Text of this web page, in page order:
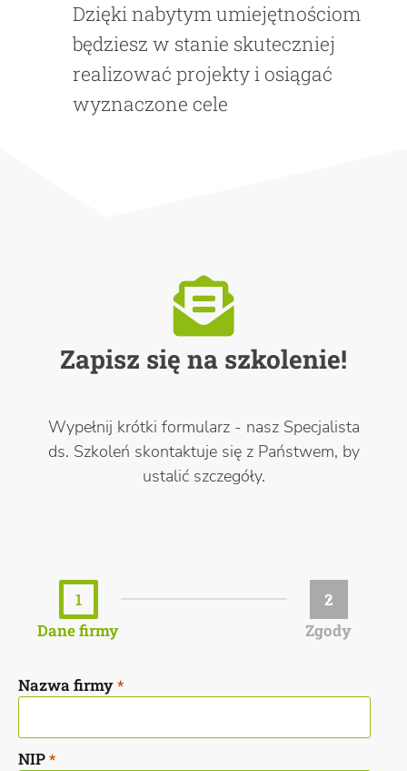
Dzięki nabytym umiejętnościom
będziesz w stanie skuteczniej
realizować projekty i osiągać
wyznaczone cele
Zapisz się na szkolenie!
Wypełnij krótki formularz - nasz Specjalista
ds. Szkoleń skontaktuje się z Państwem, by
ustalić szczegóły.
1
Dane firmy
2
Zgody
Nazwa firmy*
NIP*